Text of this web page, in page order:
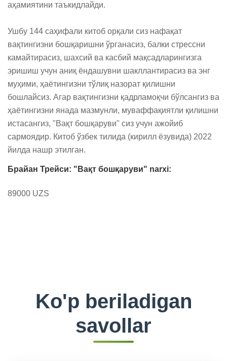
аҳамиятини таъкидлайди.
Ушбу 144 саҳифали китоб орқали сиз нафақат
вақтингизни бошқаришни ўрганасиз, балки стрессни
камайтирасиз, шахсий ва касбий мақсадларингизга
эришиш учун аниқ ёндашувни шакллантирасиз ва энг
муҳими, ҳаётингизни тўлиқ назорат қилишни
бошлайсиз. Агар вақтингизни қадрламоқчи бўлсангиз ва
ҳаётингизни янада мазмунли, муваффақиятли қилишни
истасангиз, "Вақт бошқаруви" сиз учун ажойиб
сармоядир. Китоб ўзбек тилида (кирилл ёзувида) 2022
йилда нашр этилган.
Брайан Трейси: "Вақт бошқаруви" narxi:
89000 UZS
Ko'p beriladigan
savollar